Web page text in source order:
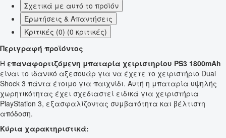
Σχετικά με αυτό το προϊόν
Ερωτήσεις & Απαντήσεις
Κριτικές (0) (0 κριτικές)
Περιγραφή προϊόντος
Η επαναφορτιζόμενη μπαταρία χειριστηρίου PS3 1800mAh
είναι το ιδανικό αξεσουάρ για να έχετε το χειριστήριο Dual
Shock 3 πάντα έτοιμο για παιχνίδι. Αυτή η μπαταρία υψηλής
χωρητικότητας έχει σχεδιαστεί ειδικά για χειριστήρια
PlayStation 3, εξασφαλίζοντας συμβατότητα και βέλτιστη
απόδοση.
Κύρια χαρακτηριστικά: